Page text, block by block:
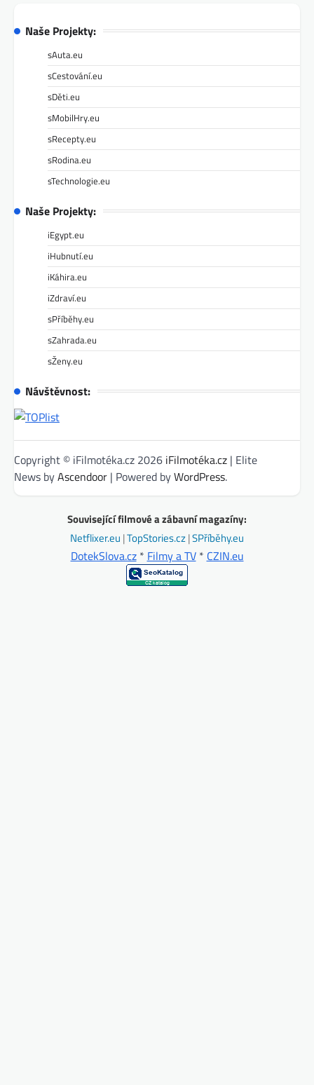
Naše Projekty:
sAuta.eu
sCestování.eu
sDěti.eu
sMobilHry.eu
sRecepty.eu
sRodina.eu
sTechnologie.eu
Naše Projekty:
iEgypt.eu
iHubnutí.eu
iKáhira.eu
iZdraví.eu
sPříběhy.eu
sZahrada.eu
sŽeny.eu
Návštěvnost:
Copyright © iFilmotéka.cz 2026 iFilmotéka.cz | Elite
News byAscendoor | Powered byWordPress.
Související filmové a zábavní magazíny:
Netflixer.eu |TopStories.cz|SPříběhy.eu
DotekSlova.cz* Filmy a TV* CZIN.eu